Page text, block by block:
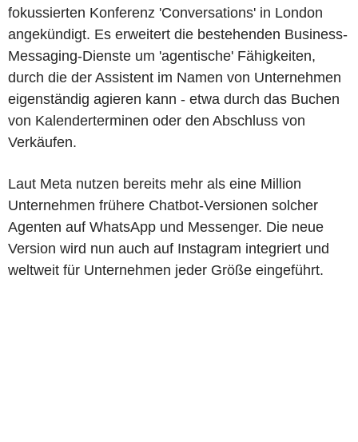
fokussierten Konferenz 'Conversations' in London
angekündigt. Es erweitert die bestehenden Business-
Messaging-Dienste um 'agentische' Fähigkeiten,
durch die der Assistent im Namen von Unternehmen
eigenständig agieren kann - etwa durch das Buchen
von Kalenderterminen oder den Abschluss von
Verkäufen.
Laut Meta nutzen bereits mehr als eine Million
Unternehmen frühere Chatbot-Versionen solcher
Agenten auf WhatsApp und Messenger. Die neue
Version wird nun auch auf Instagram integriert und
weltweit für Unternehmen jeder Größe eingeführt.